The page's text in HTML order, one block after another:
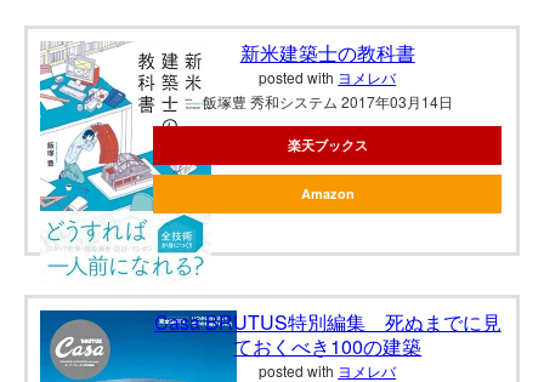
新米建築士の教科書
posted with ヨメレバ
飯塚豊 秀和システム 2017年03月14日
楽天ブックス
Amazon
Casa BRUTUS特別編集 死ぬまでに見
ておくべき100の建築
posted with ヨメレバ